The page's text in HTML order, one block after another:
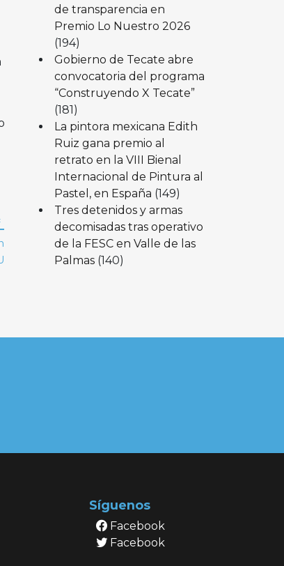
de transparencia en
Premio Lo Nuestro 2026
(194)
Gobierno de Tecate abre
convocatoria del programa
“Construyendo X Tecate”
(181)
La pintora mexicana Edith
Ruiz gana premio al
retrato en la VIII Bienal
Internacional de Pintura al
Pastel, en España (149)
Tres detenidos y armas
decomisadas tras operativo
de la FESC en Valle de las
Palmas (140)
Síguenos
Facebook
Facebook